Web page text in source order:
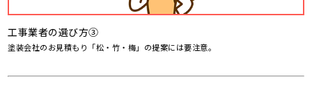
工事業者の選び方③
塗装会社のお見積もり「松・竹・梅」の提案には要注意。